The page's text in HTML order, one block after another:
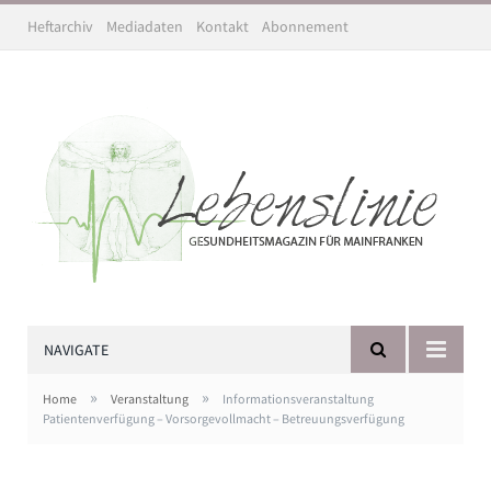
Heftarchiv Mediadaten Kontakt Abonnement
NAVIGATE
Home » Veranstaltung »
Informationsveranstaltung
Patientenverfügung – Vorsorgevollmacht – Betreuungsverfügung